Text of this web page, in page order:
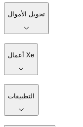
تحويل الأموال
أعمال Xe
التطبيقات